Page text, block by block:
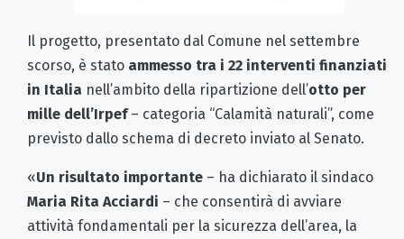
Il progetto, presentato dal Comune nel settembre
scorso, è stato ammesso tra i 22 interventi finanziati
in Italia nell’ambito della ripartizione dell’otto per
mille dell’Irpef– categoria “Calamità naturali”, come
previsto dallo schema di decreto inviato al Senato.
«Un risultato importante – ha dichiarato il sindaco
Maria Rita Acciardi – che consentirà di avviare
attività fondamentali per la sicurezza dell’area, la